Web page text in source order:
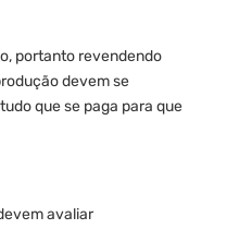
portanto revendendo
devem se
que se paga para que
avaliar